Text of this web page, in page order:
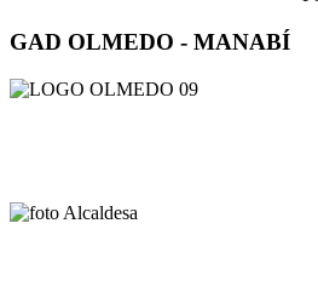
GAD OLMEDO - MANABÍ